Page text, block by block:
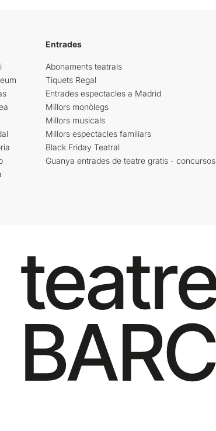
Entrades
Abonaments teatrals
Tiquets Regal
Entrades espectacles a Madrid
Millors monòlegs
Millors musicals
Millors espectacles familiars
Black Friday Teatral
Guanya entrades de teatre gratis - concursos